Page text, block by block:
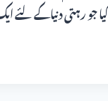
جو رہتی دنیاکے لئے